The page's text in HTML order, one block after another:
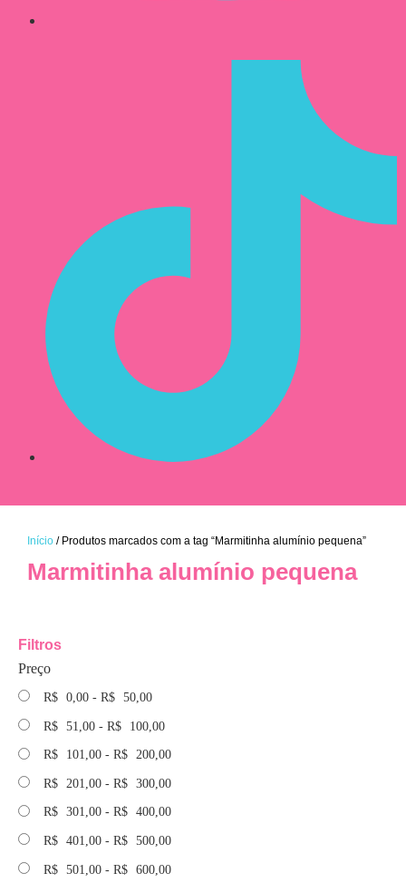
Início / Produtos marcados com a tag “Marmitinha alumínio pequena”
Marmitinha alumínio pequena
Filtros
Preço
R$ 0,00 - R$ 50,00
R$ 51,00 - R$ 100,00
R$ 101,00 - R$ 200,00
R$ 201,00 - R$ 300,00
R$ 301,00 - R$ 400,00
R$ 401,00 - R$ 500,00
R$ 501,00 - R$ 600,00